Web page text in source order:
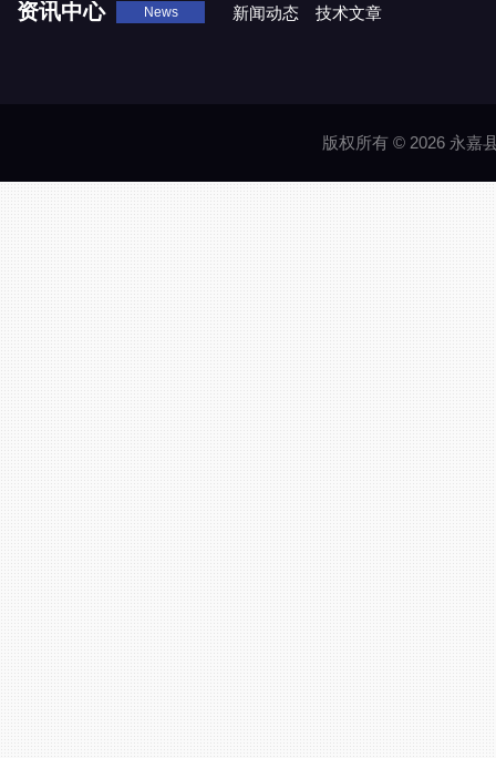
资讯中心 News 新闻动态 技术文章
版权所有 © 2026 永嘉